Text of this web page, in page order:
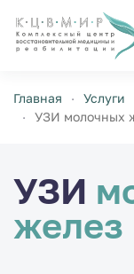
Перейти к
Главная Услуги
УЗИ молочных
УЗИ
желез